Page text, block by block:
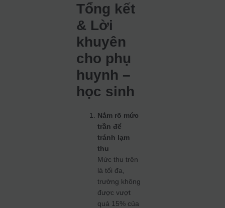
Tổng kết
& Lời
khuyên
cho phụ
huynh –
học sinh
Nắm rõ mức
trần để
tránh lạm
thu
Mức thu trên
là tối đa,
trường không
được vượt
quá 15% của